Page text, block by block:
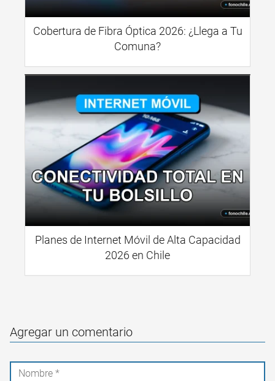
Cobertura de Fibra Óptica 2026: ¿Llega a Tu
Comuna?
Planes de Internet Móvil de Alta Capacidad
2026 en Chile
Agregar un comentario